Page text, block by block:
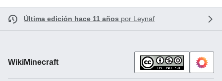
Última edición hace 11 años por Leynaf
WikiMinecraft